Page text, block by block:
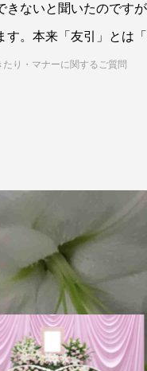
きないと聞いたのです
す。本来「友引」とは
き分けで勝負なし」とい
たり・マナーに関するご質問